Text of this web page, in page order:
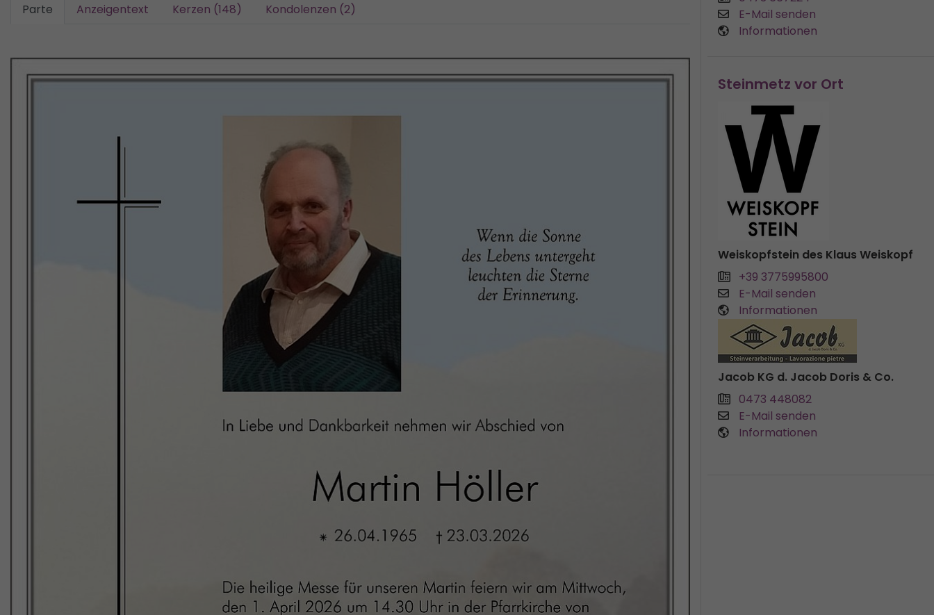
Parte Anzeigentext Kerzen (148) Kondolenzen (2)
E-Mail senden
Informationen
Steinmetz vor Ort
Weiskopfstein des Klaus Weiskopf
+39 3775995800
E-Mail senden
Informationen
Jacob KG d. Jacob Doris & Co.
0473 448082
E-Mail senden
Informationen